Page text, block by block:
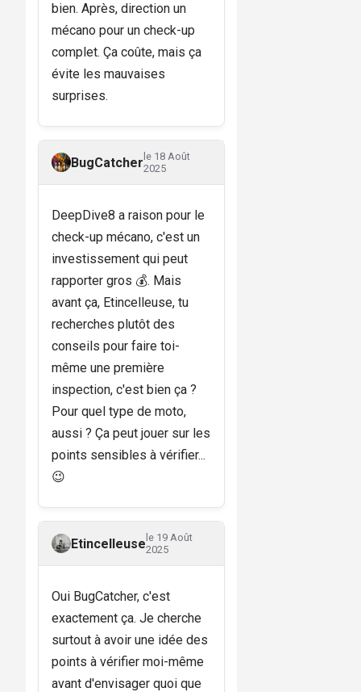
bien. Après, direction un
mécano pour un check-up
complet. Ça coûte, mais ça
évite les mauvaises
surprises.
BugCatcher le 18 Août
2025
DeepDive8 a raison pour le
check-up mécano, c'est un
investissement qui peut
rapporter gros 💰. Mais
avant ça, Etincelleuse, tu
recherches plutôt des
conseils pour faire toi-
même une première
inspection, c'est bien ça ?
Pour quel type de moto,
aussi ? Ça peut jouer sur les
points sensibles à vérifier...
😉
Etincelleuse le 19 Août
2025
Oui BugCatcher, c'est
exactement ça. Je cherche
surtout à avoir une idée des
points à vérifier moi-même
avant d'envisager quoi que